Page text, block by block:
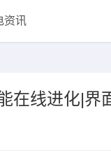
资讯
在线进化|界